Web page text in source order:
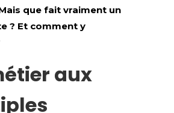
que fait vraiment un
? Et comment y
aux